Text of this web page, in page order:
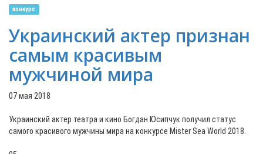
конкурс
Украинский актер признан
самым красивым
мужчиной мира
07 мая 2018
Украинский актер театра и кино Богдан Юсипчук получил статус
самого красивого мужчины мира на конкурсе Mister Sea World 2018.